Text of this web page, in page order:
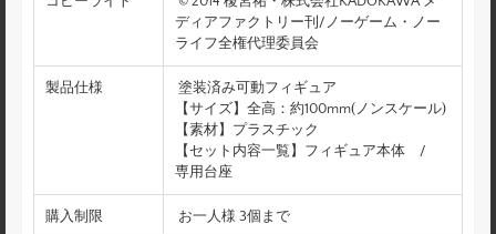
ディアファクトリー刊/ノーゲーム・ノー
ライフ全権代理委員会
製品仕様
塗装済み可動フィギュア
【サイズ】全高：約100mm(ノンスケール)
【素材】プラスチック
【セット内容一覧】フィギュア本体 /
専用台座
購入制限 お一人様 3個まで